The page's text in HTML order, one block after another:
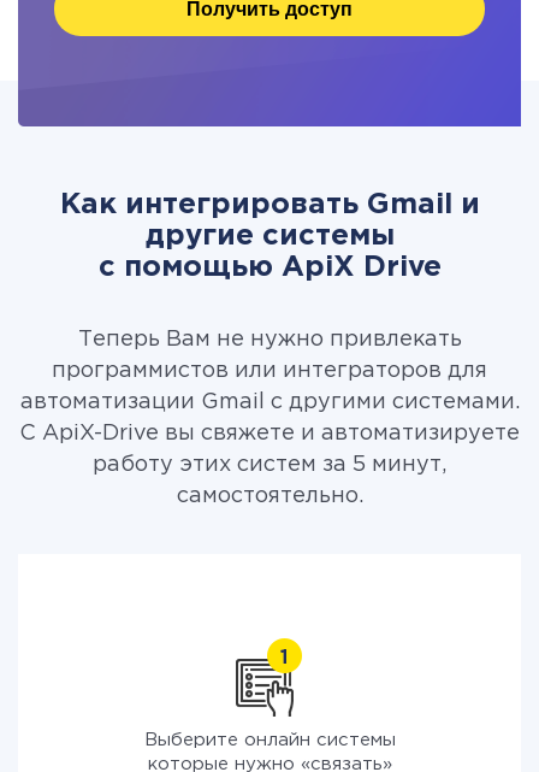
Получить доступ
Как интегрировать Gmail и
другие системы
c помощью ApiX Drive
Теперь Вам не нужно привлекать
программистов или интеграторов для
автоматизации Gmail с другими системами.
С ApiX-Drive вы свяжете и автоматизируете
работу этих систем за 5 минут,
самостоятельно.
Выберите онлайн системы
которые нужно «связать»